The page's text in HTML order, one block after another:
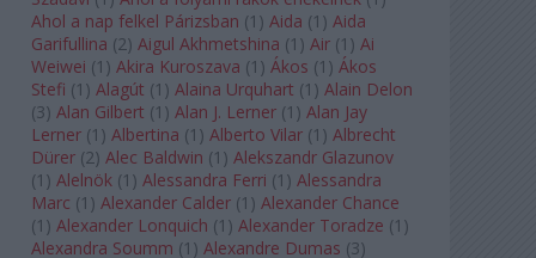
Ahol a nap felkel Párizsban (1 ) Aida (1 ) Aida
Garifullina (2) Aigul Akhmetshina (1 ) Air (1 ) Ai
Weiwei (1 ) Akira Kuroszava (1 ) Ákos (1 ) Ákos
Stefi (1 ) Alagút (1 ) Alaina Urquhart (1 ) Alain Delon
(3) Alan Gilbert (1 ) Alan J. Lerner (1 ) Alan Jay
Lerner (1 ) Albertina (1 ) Alberto Vilar (1 ) Albrecht
Dürer (2) Alec Baldwin (1 ) Alekszandr Glazunov
(1 ) Alelnök (1 ) Alessandra Ferri (1 ) Alessandra
Marc (1 ) Alexander Calder (1 ) Alexander Chance
(1 ) Alexander Lonquich (1 ) Alexander Toradze (1 )
Alexandra Soumm (1 ) Alexandre Dumas (3)